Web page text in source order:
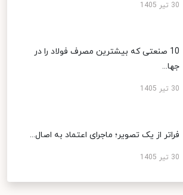
30 تیر 1405
10 صنعتی که بیشترین مصرف فولاد را در
جها...
30 تیر 1405
فراتر از یک تصویر؛ ماجرای اعتماد به اصال...
30 تیر 1405